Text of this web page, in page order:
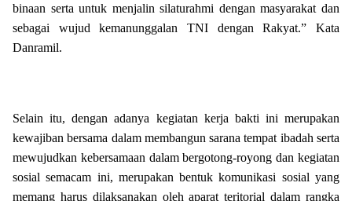
binaan serta untuk menjalin silaturahmi dengan masyarakat dan
sebagai wujud kemanunggalan TNI dengan Rakyat.” Kata
Danramil.
Selain itu, dengan adanya kegiatan kerja bakti ini merupakan
kewajiban bersama dalam membangun sarana tempat ibadah serta
mewujudkan kebersamaan dalam bergotong-royong dan kegiatan
sosial semacam ini, merupakan bentuk komunikasi sosial yang
memang harus dilaksanakan oleh aparat teritorial dalam rangka